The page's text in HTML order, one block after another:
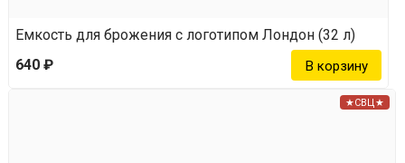
Емкость для брожения с логотипом Лондон (32 л)
640 ₽
★СВЦ★